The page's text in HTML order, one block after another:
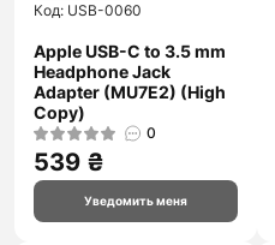
Код: USB-0060
Apple USB-C to 3.5 mm
Headphone Jack
Adapter (MU7E2) (High
Copy)
0
539 ₴
Уведомить меня